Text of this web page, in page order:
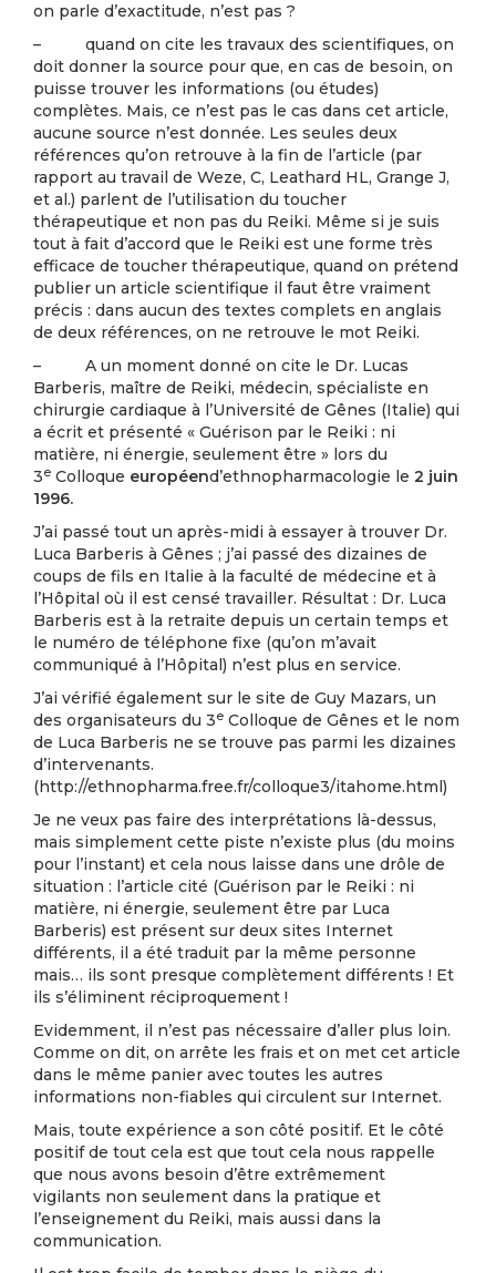
on parle d’exactitude, n’est pas ?
– quand on cite les travaux des scientifiques, on
doit donner la source pour que, en cas de besoin, on
puisse trouver les informations (ou études)
complètes. Mais, ce n’est pas le cas dans cet article,
aucune source n’est donnée. Les seules deux
références qu’on retrouve à la fin de l’article (par
rapport au travail de Weze, C, Leathard HL, Grange J,
et al.) parlent de l’utilisation du toucher
thérapeutique et non pas du Reiki. Même si je suis
tout à fait d’accord que le Reiki est une forme très
efficace de toucher thérapeutique, quand on prétend
publier un article scientifique il faut être vraiment
précis : dans aucun des textes complets en anglais
de deux références, on ne retrouve le mot Reiki.
– A un moment donné on cite le Dr. Lucas
Barberis, maître de Reiki, médecin, spécialiste en
chirurgie cardiaque à l’Université de Gênes (Italie) qui
a écrit et présenté « Guérison par le Reiki : ni
matière, ni énergie, seulement être » lors du
3e Colloque européend’ethnopharmacologie le 2 juin
1996.
J’ai passé tout un après-midi à essayer à trouver Dr.
Luca Barberis à Gênes ; j’ai passé des dizaines de
coups de fils en Italie à la faculté de médecine et à
l’Hôpital où il est censé travailler. Résultat : Dr. Luca
Barberis est à la retraite depuis un certain temps et
le numéro de téléphone fixe (qu’on m’avait
communiqué à l’Hôpital) n’est plus en service.
J’ai vérifié également sur le site de Guy Mazars, un
des organisateurs du 3e Colloque de Gênes et le nom
de Luca Barberis ne se trouve pas parmi les dizaines
d’intervenants.
(http://ethnopharma.free.fr/colloque3/itahome.html)
Je ne veux pas faire des interprétations là-dessus,
mais simplement cette piste n’existe plus (du moins
pour l’instant) et cela nous laisse dans une drôle de
situation : l’article cité (Guérison par le Reiki : ni
matière, ni énergie, seulement être par Luca
Barberis) est présent sur deux sites Internet
différents, il a été traduit par la même personne
mais… ils sont presque complètement différents ! Et
ils s’éliminent réciproquement !
Evidemment, il n’est pas nécessaire d’aller plus loin.
Comme on dit, on arrête les frais et on met cet article
dans le même panier avec toutes les autres
informations non-fiables qui circulent sur Internet.
Mais, toute expérience a son côté positif. Et le côté
positif de tout cela est que tout cela nous rappelle
que nous avons besoin d’être extrêmement
vigilants non seulement dans la pratique et
l’enseignement du Reiki, mais aussi dans la
communication.